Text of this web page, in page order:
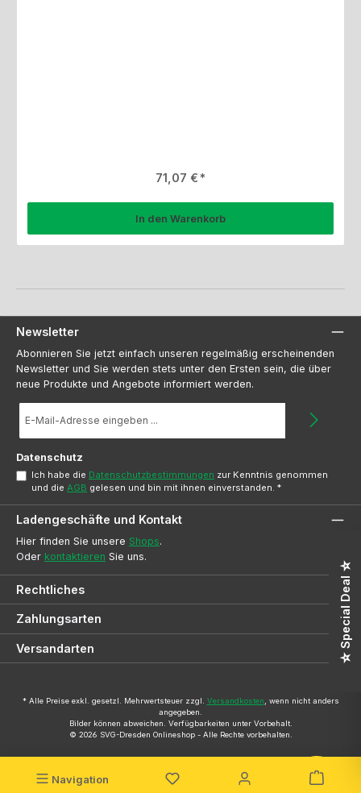
Navigation
Regulärer Preis:
71,07 €
In den Warenkorb
Newsletter
Abonnieren Sie jetzt einfach unseren regelmäßig erscheinenden
Newsletter und Sie werden stets unter den Ersten sein, die über
neue Produkte und Angebote informiert werden.
Mail-
Datenschutz
Ich habe die Datenschutzbestimmungen zur Kenntnis genommen
und dieAGB gelesen und bin mit ihnen einverstanden.*
Ladengeschäfte und Kontakt
Hier finden Sie unsere Shops.
Oder kontaktieren Sie uns.
Rechtliches
Zahlungsarten
Versandarten
* Alle Preise exkl. gesetzl. Mehrwertsteuer zzgl. Versandkosten , wenn nicht anders
angegeben.
Bilder können abweichen. Verfügbarkeiten unter Vorbehalt.
© 2026 SVG-Dresden Onlineshop - Alle Rechte vorbehalten.
☆ Special Deal ☆